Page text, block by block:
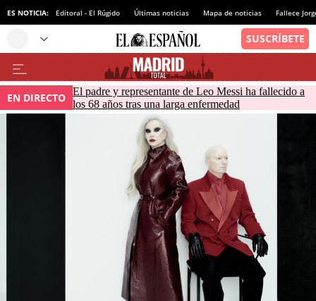
ES NOTICIA: Editoral - El Rúgido Últimas noticias Mapa de noticias Fallece
EN DIRECTO El padre y representante de Leo Messi ha fallecido a
los 68 años tras una larga enfermedad